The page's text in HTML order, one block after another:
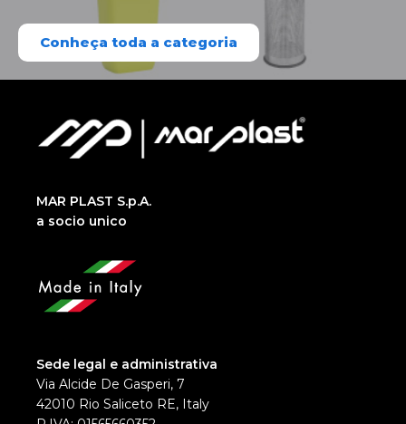
Conheça toda a categoria
MAR PLAST S.p.A.
a socio unico
Sede legal e administrativa
Via Alcide De Gasperi, 7
42010 Rio Saliceto RE, Italy